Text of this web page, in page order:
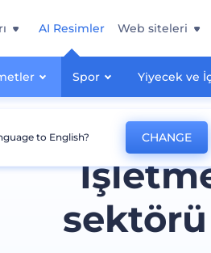
AI Resimler
Spor Yiyecek ve
Web siteleri
sektörü
to English? CHANGE